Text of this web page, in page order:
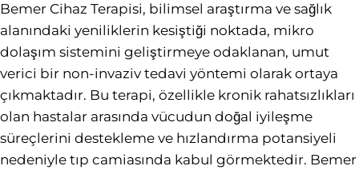
Bemer Cihaz Terapisi, bilimsel araştırma ve sağlık
alanındaki yeniliklerin kesiştiği noktada, mikro
dolaşım sistemini geliştirmeye odaklanan, umut
verici bir non-invaziv tedavi yöntemi olarak ortaya
çıkmaktadır. Bu terapi, özellikle kronik rahatsızlıkları
olan hastalar arasında vücudun doğal iyileşme
süreçlerini destekleme ve hızlandırma potansiyeli
nedeniyle tıp camiasında kabul görmektedir. Bemer